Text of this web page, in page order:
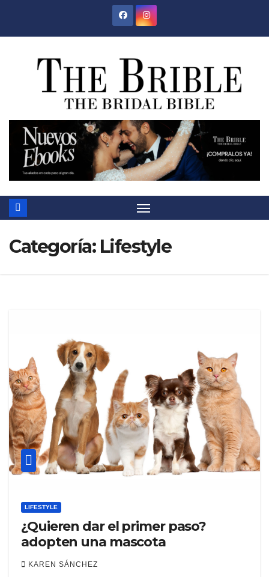
Categoría: Lifestyle
LIFESTYLE
¿Quieren dar el primer paso?
adopten una mascota
KAREN SÁNCHEZ